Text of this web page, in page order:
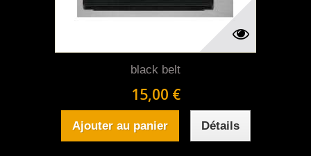
black belt
15,00 €
Ajouter au panier Détails